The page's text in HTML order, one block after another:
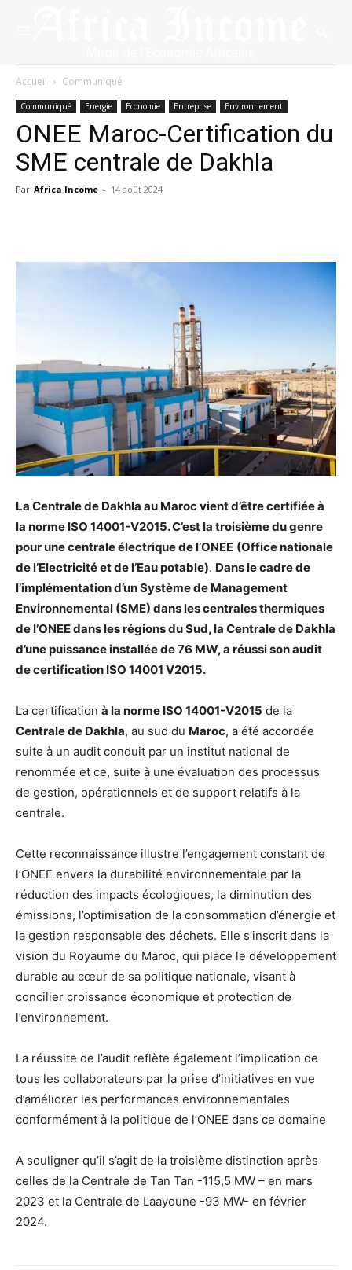
Accueil Communiqué
Communiqué Energie Economie Entreprise Environnement
ONEE Maroc-Certification du
SME centrale de Dakhla
Par Africa Income - 14 août 2024
La Centrale de Dakhla au Maroc vient d’être certifiée à
la norme ISO 14001-V2015. C’est la troisième du genre
pour une centrale électrique de l’ONEE (Office nationale
de l’Electricité et de l’Eau potable). Dans le cadre de
l’implémentation d’un Système de Management
Environnemental (SME) dans les centrales thermiques
de l’ONEE dans les régions du Sud, la Centrale de Dakhla
d’une puissance installée de 76 MW, a réussi son audit
de certification ISO 14001 V2015.
La certification à la norme ISO 14001-V2015 de la
Centrale de Dakhla, au sud du Maroc, a été accordée
suite à un audit conduit par un institut national de
renommée et ce, suite à une évaluation des processus
de gestion, opérationnels et de support relatifs à la
centrale.
Cette reconnaissance illustre l’engagement constant de
l’ONEE envers la durabilité environnementale par la
réduction des impacts écologiques, la diminution des
émissions, l’optimisation de la consommation d’énergie et
la gestion responsable des déchets. Elle s’inscrit dans la
vision du Royaume du Maroc, qui place le développement
durable au cœur de sa politique nationale, visant à
concilier croissance économique et protection de
l’environnement.
La réussite de l’audit reflète également l’implication de
tous les collaborateurs par la prise d’initiatives en vue
d’améliorer les performances environnementales
conformément à la politique de l’ONEE dans ce domaine
A souligner qu’il s’agit de la troisième distinction après
celles de la Centrale de Tan Tan -115,5 MW – en mars
2023 et la Centrale de Laayoune -93 MW- en février
2024.